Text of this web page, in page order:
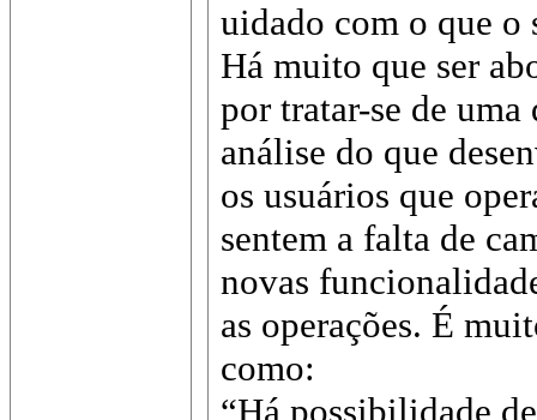
uidado com o que o
Há muito que ser
por tratar-se de
análise do que
os usuários que
sentem a falta de
novas
as operações. É
como:
“Há possibilidade